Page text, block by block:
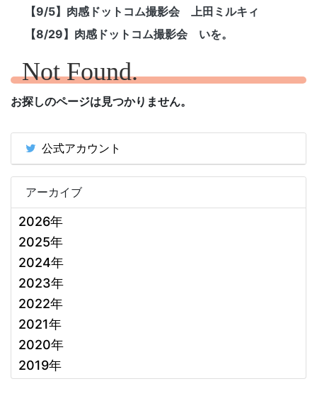
【9/5】肉感ドットコム撮影会 上田ミルキィ
【8/29】肉感ドットコム撮影会 いを。
Not Found.
お探しのページは見つかりません。
公式アカウント
アーカイブ
2026年
2025年
2024年
2023年
2022年
2021年
2020年
2019年